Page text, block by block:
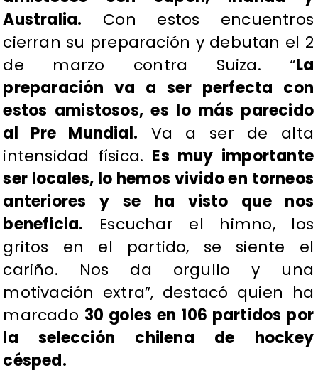
Australia. Con estos encuentros
cierran su preparación y debutan el 2
de marzo contra Suiza. “La
preparación va a ser perfecta con
estos amistosos, es lo más parecido
al Pre Mundial. Va a ser de alta
intensidad física. Es muy importante
ser locales, lo hemos vivido en torneos
anteriores y se ha visto que nos
beneficia. Escuchar el himno, los
gritos en el partido, se siente el
cariño. Nos da orgullo y una
motivación extra”, destacó quien ha
marcado 30 goles en 106 partidos por
la selección chilena de hockey
césped.